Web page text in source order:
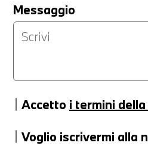
Messaggio
Accetto i termini
Voglio iscrivermi alla